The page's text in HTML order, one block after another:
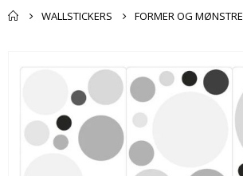
WALLSTICKERS FORMER OG MØNSTRE
produkter
bildegalleri